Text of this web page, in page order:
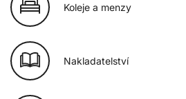
Koleje a menzy
Nakladatelství